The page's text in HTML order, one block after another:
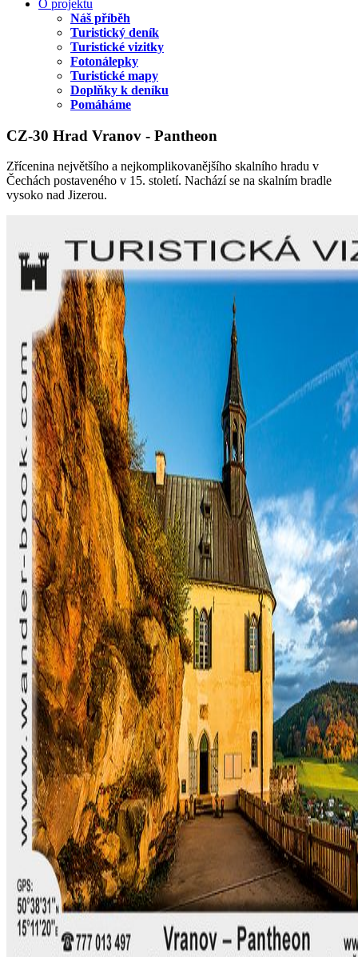
O projektu
Náš příběh
Turistický deník
Turistické vizitky
Fotonálepky
Turistické mapy
Doplňky k deníku
Pomáháme
CZ-30 Hrad Vranov - Pantheon
Zřícenina největšího a nejkomplikovanějšího skalního hradu v
Čechách postaveného v 15. století. Nachází se na skalním bradle
vysoko nad Jizerou.